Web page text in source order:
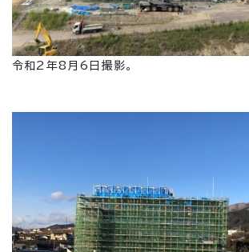
令和2年8月6日撮影。